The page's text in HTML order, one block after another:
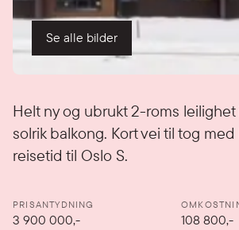
Se alle bilder
Helt ny og ubrukt 2-roms
solrik balkong. Kort vei til tog
reisetid til Oslo S.
Detaljer
PRISANTYDNING
3 900 000,- 108 800,-